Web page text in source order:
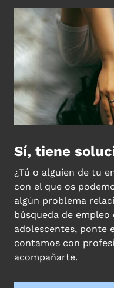
Sí, tiene
¿Tú o alguien de tu
con el que os
algún problema
búsqueda de
adolescentes, ponte
contamos con
acompañarte.